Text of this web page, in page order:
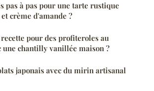
pas à pas pour une tarte rustique
crème d'amande ?
pour des profiteroles au
une chantilly vanillée maison ?
japonais avec du mirin artisanal